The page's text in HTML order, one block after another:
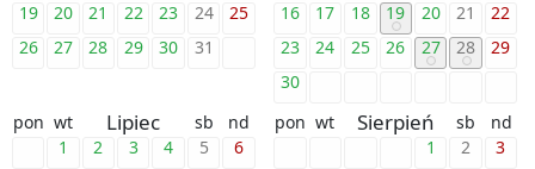
19
20 21 22 23 24
25
26
27 28 29 30 31
16
17 18 19 20 21
22
23
24 25 26 27 28
29
30
pon wt Lipiec sb
nd
1
2 3 4 5
6
pon wt Sierpień sb
nd
1
2
3